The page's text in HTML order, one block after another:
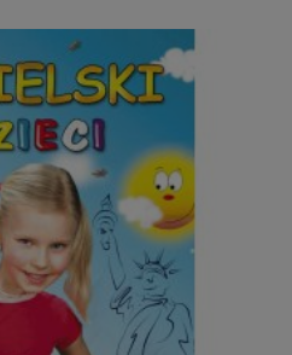
można
wybrać
na
stronie
produktu